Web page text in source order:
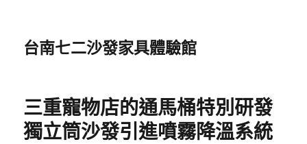
台南七二沙發家具體驗館
三重寵物店的通馬桶特別研發
獨立筒沙發引進噴霧降溫系統